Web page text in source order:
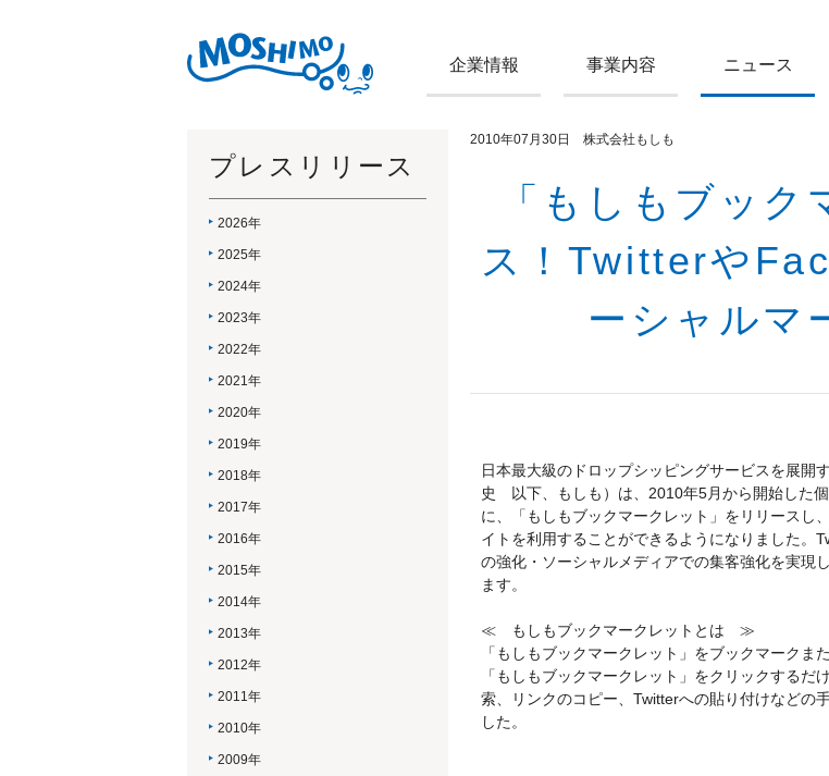
企業情報 事業内容 ニュース
「もしもブッ
ス！Twitterや
ーシャルマ
2010年07月30日 株式会社もしも
日本最大級のドロップシッピングサービスを展開
史 以下、もしも）は、2010年5月から開始した
に、「もしもブックマークレット」をリリースし
イトを利用することができるようになりました。
の強化・ソーシャルメディアでの集客強化を実現
ます。
≪ もしもブックマークレットとは ≫
「もしもブックマークレット」をブックマーク
「もしもブックマークレット」をクリックする
索、リンクのコピー、Twitterへの貼り付けなどの
した。
プレスリリース
2026年
2025年
2024年
2023年
2022年
2021年
2020年
2019年
2018年
2017年
2016年
2015年
2014年
2013年
2012年
2011年
2010年
2009年